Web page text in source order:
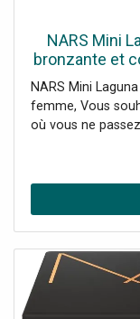
NARS Mini
bronzante et
NARS Mini
femme, Vous
où vous ne
MINI Laguna
rien de temps
maison.
un effet de
visage et d’en
bronzée
garantit à la